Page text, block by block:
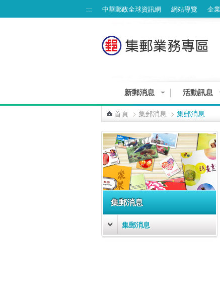
::: 中華郵政全球資訊網 網站導覽 企
新郵消息 活動訊息
集郵業務個資告知聲明
首頁 > 集郵消息 > 集郵消息
集郵消息
集郵消息